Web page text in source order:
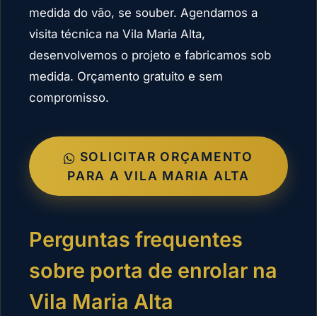
medida do vão, se souber. Agendamos a
visita técnica na Vila Maria Alta,
desenvolvemos o projeto e fabricamos sob
medida. Orçamento gratuito e sem
compromisso.
SOLICITAR ORÇAMENTO
PARA A VILA MARIA ALTA
Perguntas frequentes
sobre porta de enrolar na
Vila Maria Alta